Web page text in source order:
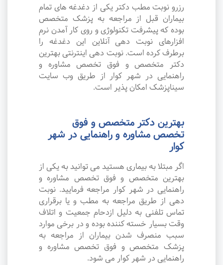
رزرو نوبت مطب دکتر یکی از دغدغه های تمام
بیماران قبل از مراجعه به پزشک متخصص
بوده که پیشرفت تکنولوژی و روی کار آمدن نرم
افزارهای نوبت دهی آنلاین این دغدغه را
برطرف کرده است. نوبت دهی اینترنتی بهترین
دکتر متخصص و فوق تخصص مشاوره و
راهنمایی در شهر کوار از طریق وب سایت
سیناپزشک امکان پذیر است.
بهترین دکتر متخصص و فوق
تخصص مشاوره و راهنمایی در شهر
کوار
اگر مبتلا به بیماری هستید می توانید به یکی از
بهترین متخصص و فوق تخصص مشاوره و
راهنمایی در شهر کوار مراجعه فرمایید. نوبت
دهی از طریق مراجعه به مطب و یا برقراری
تماس تلفنی به دلیل ازدحام جمعیت و اتلاف
وقت بسیار خسته کننده بوده و در برخی موارد
سبب منصرف شدن بیماران از مراجعه به
پزشک متخصص و فوق تخصص مشاوره و
راهنمایی در شهر کوار می شود.